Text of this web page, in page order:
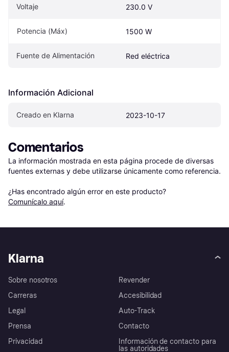
Voltaje 230.0 V
Potencia (Máx) 1500 W
Fuente de Alimentación Red eléctrica
Información Adicional
Creado en Klarna 2023-10-17
Comentarios
La información mostrada en esta página procede de diversas
fuentes externas y debe utilizarse únicamente como referencia.
¿Has encontrado algún error en este producto?
Comunícalo aquí.
Klarna
Sobre nosotros
Carreras
Legal
Prensa
Privacidad
Revender
Accesibilidad
Auto-Track
Contacto
Información de contacto para
las autoridades